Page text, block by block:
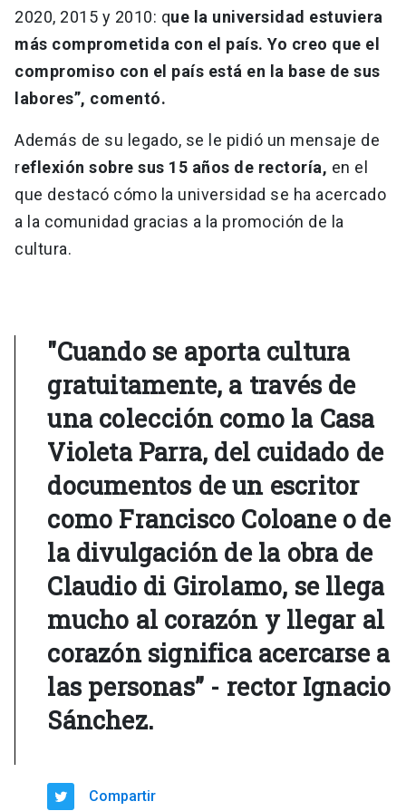
2020, 2015 y 2010: que la universidad estuviera
más comprometida con el país. Yo creo que el
compromiso con el país está en la base de sus
labores”, comentó.
Además de su legado, se le pidió un mensaje de
reflexión sobre sus 15 años de rectoría, en el
que destacó cómo la universidad se ha acercado
a la comunidad gracias a la promoción de la
cultura.
"Cuando se aporta cultura
gratuitamente, a través de
una colección como la Casa
Violeta Parra, del cuidado de
documentos de un escritor
como Francisco Coloane o de
la divulgación de la obra de
Claudio di Girolamo, se llega
mucho al corazón y llegar al
corazón significa acercarse a
las personas” - rector Ignacio
Sánchez.
Compartir